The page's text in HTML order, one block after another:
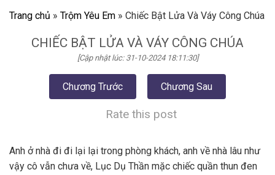
Trang chủ » Trộm Yêu Em » Chiếc Bật Lửa Và Váy Công Chúa
CHIẾC BẬT LỬA VÀ VÁY CÔNG CHÚA
[Cập nhật lúc: 31-10-2024 18:11:30]
Chương Trước Chương Sau
Rate this post
Anh ở nhà đi đi lại lại trong phòng khách, anh về nhà lâu như
vậy cô vẫn chưa về, Lục Dụ Thần mặc chiếc quần thun đen